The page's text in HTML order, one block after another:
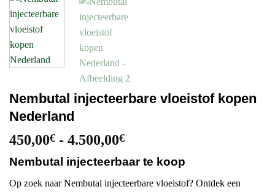
Nembutal injecteerbare vloeistof kopen
Nederland
450,00€ - 4.500,00€Prijsklasse:
450,00€
tot
4.500,00€
Nembutal injecteerbaar te koop
Op zoek naar Nembutal injecteerbare vloeistof? Ontdek een